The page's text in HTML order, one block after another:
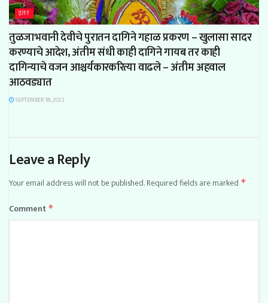
इतर
तुळजाभवानी देवीचे पुरातन दागिने गहाळ प्रकरण – खुलासा सादर
करण्याचे आदेश, अंतीम संधी काही दागिने गायब तर काही
दागिन्याचे वजन आश्चर्यकारकरित्या वाढले – अंतीम अहवाल
आठवड्यात
SEPTEMBER 18, 2023
Leave a Reply
Your email address will not be published.Required fields are marked *
Comment *